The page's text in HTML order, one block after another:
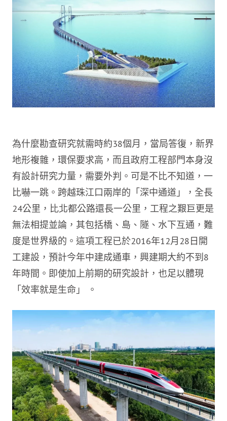
為什麼勘查研究就需時約38個月，當局答復，新界
地形複雜，環保要求高，而且政府工程部門本身沒
有設計研究力量，需要外判。可是不比不知道，一
比嚇一跳。 跨越珠江口兩岸的「深中通道」，全長
24公里，比北都公路還長一公里，工程之艱巨更是
無法相提並論，其包括橋、島、隧、水下互通，難
度是世界級的。這項工程已於2016年12月28日開
工建設，預計今年中建成通車，興建期大約不到8
年時間。即使加上前期的研究設計，也足以體現
「效率就是生命」 。